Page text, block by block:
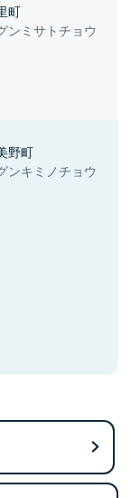
町
ンミサトチョウ
野町
ンキミノチョウ